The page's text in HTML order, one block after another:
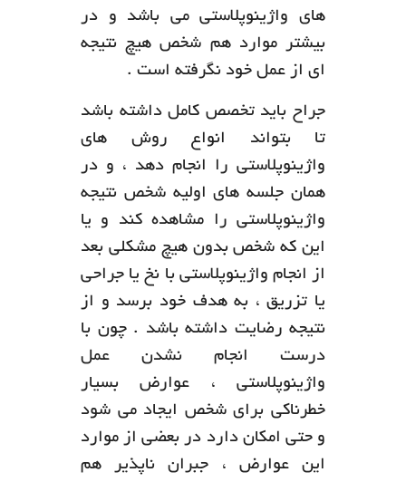
های واژینوپلاستی می باشد و در
بیشتر موارد هم شخص هیچ نتیجه
ای از عمل خود نگرفته است .
جراح باید تخصص کامل داشته باشد
تا بتواند انواع روش های
واژینوپلاستی را انجام دهد ، و در
همان جلسه های اولیه شخص نتیجه
واژینوپلاستی را مشاهده کند و یا
این که شخص بدون هیچ مشکلی بعد
از انجام واژینوپلاستی با نخ یا جراحی
یا تزریق ، به هدف خود برسد و از
نتیجه رضایت داشته باشد . چون با
درست انجام نشدن عمل
واژینوپلاستی ، عوارض بسیار
خطرناکی برای شخص ایجاد می شود
و حتی امکان دارد در بعضی از موارد
این عوارض ، جبران ناپذیر هم